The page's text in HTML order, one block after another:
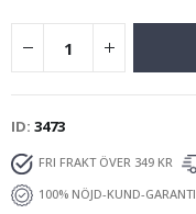
ID 3473
FRI FRAKT ÖVER 349 KR
100% NÖJD-KUND-GARANTI